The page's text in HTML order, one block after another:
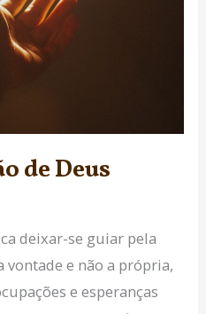
de Deus
deixar-se guiar pela
vontade e não a própria,
e esperanças